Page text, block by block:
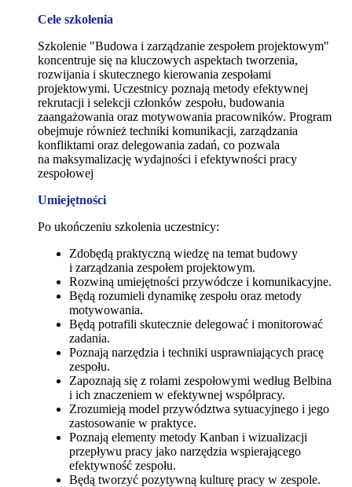
Cele szkolenia
Szkolenie "Budowa i zarządzanie zespołem projektowym"
koncentruje się na kluczowych aspektach tworzenia,
rozwijania i skutecznego kierowania zespołami
projektowymi. Uczestnicy poznają metody efektywnej
rekrutacji i selekcji członków zespołu, budowania
zaangażowania oraz motywowania pracowników. Program
obejmuje również techniki komunikacji, zarządzania
konfliktami oraz delegowania zadań, co pozwala
na maksymalizację wydajności i efektywności pracy
zespołowej
Umiejętności
Po ukończeniu szkolenia uczestnicy:
Zdobędą praktyczną wiedzę na temat budowy
i zarządzania zespołem projektowym.
Rozwiną umiejętności przywódcze i komunikacyjne.
Będą rozumieli dynamikę zespołu oraz metody
motywowania.
Będą potrafili skutecznie delegować i monitorować
zadania.
Poznają narzędzia i techniki usprawniających pracę
zespołu.
Zapoznają się z rolami zespołowymi według Belbina
i ich znaczeniem w efektywnej współpracy.
Zrozumieją model przywództwa sytuacyjnego i jego
zastosowanie w praktyce.
Poznają elementy metody Kanban i wizualizacji
przepływu pracy jako narzędzia wspierającego
efektywność zespołu.
Będą tworzyć pozytywną kulturę pracy w zespole.